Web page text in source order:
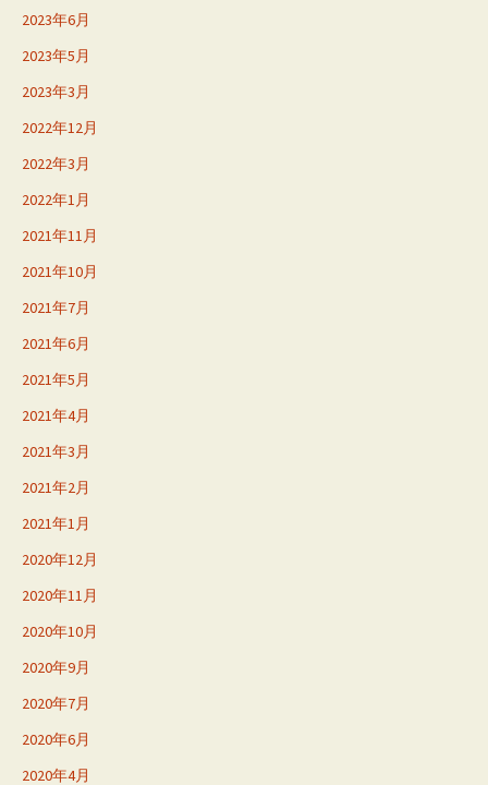
2023年6月
2023年5月
2023年3月
2022年12月
2022年3月
2022年1月
2021年11月
2021年10月
2021年7月
2021年6月
2021年5月
2021年4月
2021年3月
2021年2月
2021年1月
2020年12月
2020年11月
2020年10月
2020年9月
2020年7月
2020年6月
2020年4月